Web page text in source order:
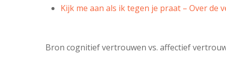
Kijk me aan als ik tegen je praat – Over de
Bron cognitief vertrouwen vs. affectief